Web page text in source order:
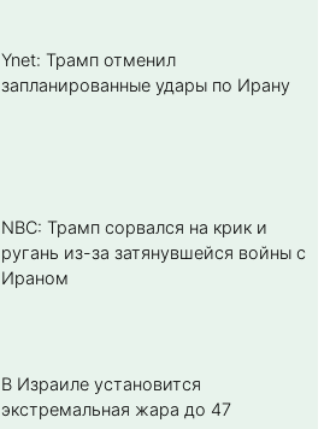
Ynet: Трамп отменил
запланированные удары по Ирану
NBC: Трамп сорвался на крик и
ругань из-за затянувшейся войны с
Ираном
В Израиле установится
экстремальная жара до 47